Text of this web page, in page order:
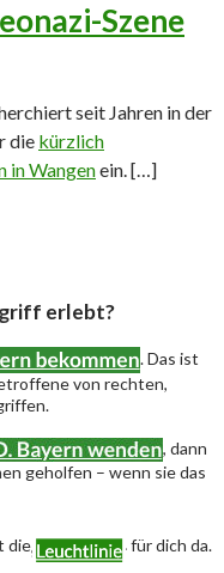
Szene
seit Jahren in der
die kürzlich
in Wangenein. […]
erlebt?
. Das ist
von rechten,
, dann
geholfen – wenn sie das
die für dich da.